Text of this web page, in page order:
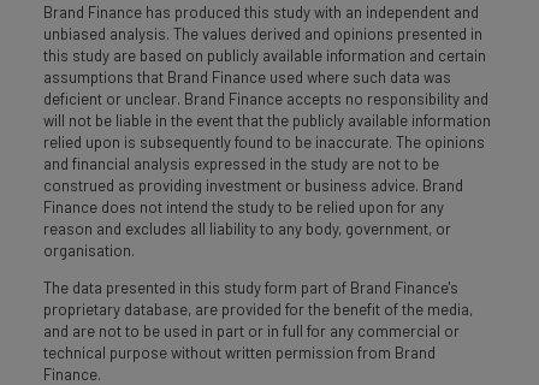
Brand Finance has produced this study with an independent and
unbiased analysis. The values derived and opinions presented in
this study are based on publicly available information and certain
assumptions that Brand Finance used where such data was
deficient or unclear. Brand Finance accepts no responsibility and
will not be liable in the event that the publicly available information
relied upon is subsequently found to be inaccurate. The opinions
and financial analysis expressed in the study are not to be
construed as providing investment or business advice. Brand
Finance does not intend the study to be relied upon for any
reason and excludes all liability to any body, government, or
organisation.
The data presented in this study form part of Brand Finance's
proprietary database, are provided for the benefit of the media,
and are not to be used in part or in full for any commercial or
technical purpose without written permission from Brand
Finance.